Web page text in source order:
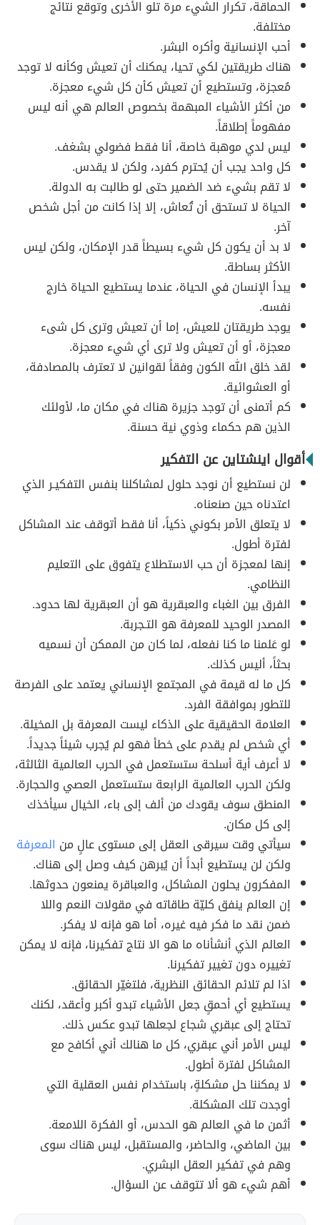
الحماقة، تكرار الشيء مرة تلو الأخرى وتوقع نتائج
مختلفة.
أحب الإنسانية وأكره البشر.
هناك طريقتين لكي تحيا، يمكنك أن تعيش وكأنه لا توجد
مُعجزة، وتستطيع أن تعيش كأن كل شيء معجزة.
من أكثر الأشياء المبهمة بخصوص العالم هي أنه ليس
مفهوماً إطلاقاً.
ليس لدي موهبة خاصة، أنا فقط فضولي بشغف.
كل واحد يجب أن يُحترم كفرد، ولكن لا يقدس.
لا تقم بشيء ضد الضمير حتى لو طالبت به الدولة.
الحياة لا تستحق أن تُعاش، إلا إذا كانت من أجل شخص
آخر.
لا بد أن يكون كل شيء بسيطاً قدر الإمكان، ولكن ليس
الأكثر بساطة.
يبدأ الإنسان في الحياة، عندما يستطيع الحياة خارج
نفسه.
يوجد طريقتان للعيش، إما أن تعيش وترى كل شىء
معجزة، أو أن تعيش ولا ترى أي شيء معجزة.
لقد خلق الله الكون وفقاً لقوانين لا تعترف بالمصادفة،
أو العشوائية.
كم أتمنى أن توجد جزيرة هناك في مكان ما، لأولئك
الذين هم حكماء وذوي نية حسنة.
أقوال اينشتاين عن التفكير
لن نستطيع أن نوجد حلول لمشاكلنا بنفس التفكيـر الذي
اعتدناه حين صنعناه.
لا يتعلق الأمر بكوني ذكياً، أنا فقط أتوقف عند المشاكل
لفترة أطول.
إنها لمعجزة أن حب الاستطلاع يتفوق على التعليم
النظامي.
الفرق بين الغباء والعبقرية هو أن العبقرية لها حدود.
المصدر الوحيد للمعرفة هو التـجربة.
لو عَلمنا ما كنا نفعله، لما كان من الممكن أن نسميه
بحثاً، أليس كذلك.
كل ما له قيمة في المجتمع الإنساني يعتمد على الفرصة
للتطور بموافقة الفرد.
العلامة الحقيقية على الذكاء ليست المعرفة بل المخيلة.
أي شخص لم يقدم على خطأ فهو لم يُجرب شيئاً جديداً.
لا أعرف أية أسلحة ستستعمل في الحرب العالمية الثالثة،
ولكن الحرب العالمية الرابعة ستستعمل العصي والحجارة.
المنطق سوف يقودك من ألف إلى باء، الخيال سيأخذك
إلى كل مكان.
سيأتي وقت سيرقى العقل إلى مستوى عالٍ من المعرفة
ولكن لن يستطيع أبداً أن يُبرهن كيف وصل إلى هناك.
المفكرون يحلون المشاكل، والعباقرة يمنعون حدوثها.
إن العالم ينفق كليّة طاقاته في مقولات النعم واللا
ضمن نقد ما فكر فيه غيره، أما هو فإنه لا يفكر.
العالم الذي أنشأناه ما هو الا نتاج تفكيرنا، فإنه لا يمكن
تغييره دون تغيير تفكيرنا.
اذا لم تلائم الحقائق النظرية، فلتغيّر الحقائق.
يستطيع أي أحمقٍ جعل الأشياء تبدو أكبر وأعقد، لكنك
تحتاج إلى عبقري شجاع لجعلها تبدو عكس ذلك.
ليس الأمر أني عبقري، كل ما هنالك أني أكافح مع
المشاكل لفترة أطول.
لا يمكننا حل مشكلةٍ، باستخدام نفس العقلية التي
أوجدت تلك المشكلة.
أثمن ما في العالم هو الحدس، أو الفكرة اللامعة.
بين الماضي، والحاضر، والمستقبل، ليس هناك سوى
وهم في تفكير العقل البشري.
أهم شيء هو ألا تتوقف عن السؤال.